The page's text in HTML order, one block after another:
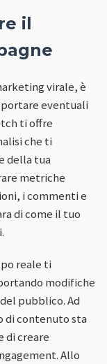
il
virale, è
eventuali
ti offre
che ti
della tua
metriche
i commenti e
di come il tuo
reale ti
modifiche
pubblico. Ad
di contenuto sta
di creare
Allo